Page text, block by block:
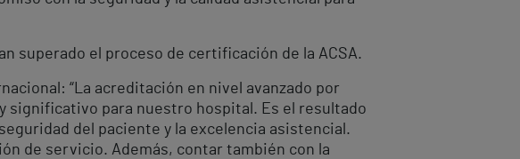
superado el proceso de certificación de la ACSA.
“La acreditación en nivel avanzado por
significativo para nuestro hospital. Es el resultado
del paciente y la excelencia asistencial.
de servicio. Además, contar también con la